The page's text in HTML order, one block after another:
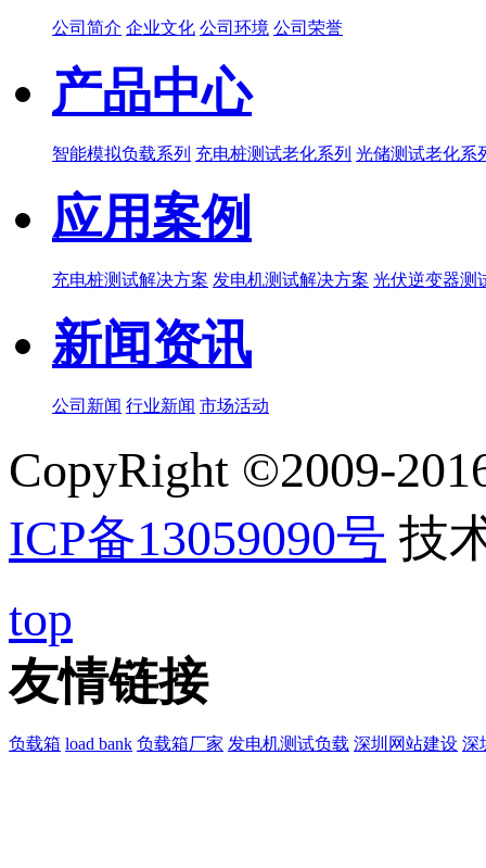
公司简介 企业文化 公司环境 公司荣誉
产品中心
智能模拟负载系列 充电桩测试老化系列 光储测试老化系
应用案例
充电桩测试解决方案 发电机测试解决方案 光伏逆变器测
新闻资讯
公司新闻 行业新闻 市场活动
CopyRight ©2009-
ICP备13059090号 技
top
友情链接
负载箱 load bank 负载箱厂家 发电机测试负载 深圳网站建设 深